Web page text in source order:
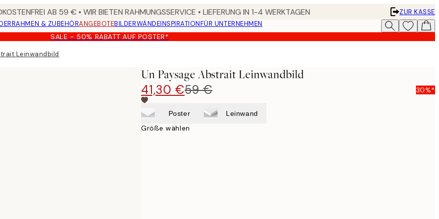
AB 59 € • WIR BIETEN RAHMUNGSSERVICE • LIEFERUNG IN 1-4 WERKTAGEN
ZUR KASSE
RAHMEN & ZUBEHÖRANGEBOTEBILDERWÄNDEINSPIRATIONFÜR UNTERNEHMEN
SALE - 50% RABATT AUF POSTER*
Leinwandbild
Un Paysage Abstrait Leinwandbild
41,30 €59 € 30%*
Poster Leinwand
Größe wählen